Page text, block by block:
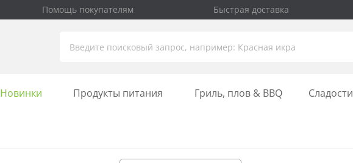
Помощь покупателям Быстрая доставка
Новинки Продукты питания Гриль, плов & BBQ Сладости